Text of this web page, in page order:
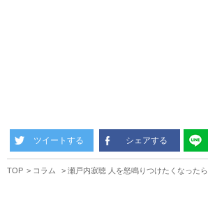
ツイートする シェアする
TOP コラム 瀬戸内寂聴 人を怒鳴りつけたくなったら